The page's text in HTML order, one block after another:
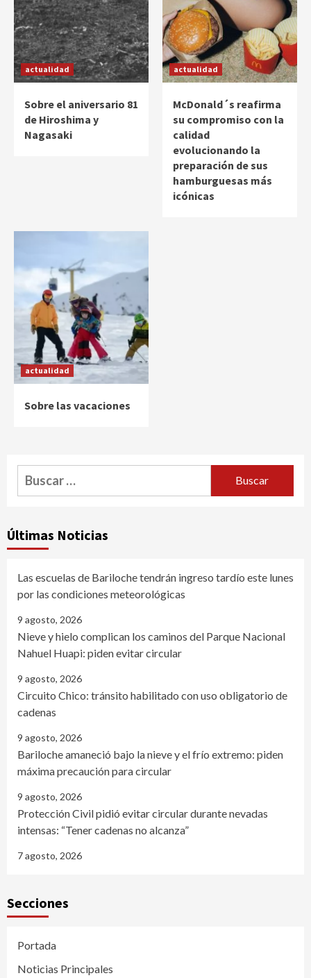
actualidad
Sobre el aniversario 81
de Hiroshima y
Nagasaki
actualidad
McDonald´s reafirma
su compromiso con la
calidad
evolucionando la
preparación de sus
hamburguesas más
icónicas
actualidad
Sobre las vacaciones
Buscar:
Últimas Noticias
Las escuelas de Bariloche tendrán ingreso tardío este lunes
por las condiciones meteorológicas
9 agosto, 2026
Nieve y hielo complican los caminos del Parque Nacional
Nahuel Huapi: piden evitar circular
9 agosto, 2026
Circuito Chico: tránsito habilitado con uso obligatorio de
cadenas
9 agosto, 2026
Bariloche amaneció bajo la nieve y el frío extremo: piden
máxima precaución para circular
9 agosto, 2026
Protección Civil pidió evitar circular durante nevadas
intensas: “Tener cadenas no alcanza”
7 agosto, 2026
Secciones
Portada
Noticias Principales